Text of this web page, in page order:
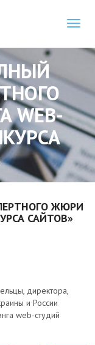
WEB-
ЖЮРИ
САЙТОВ»
директора,
и России
web-студий